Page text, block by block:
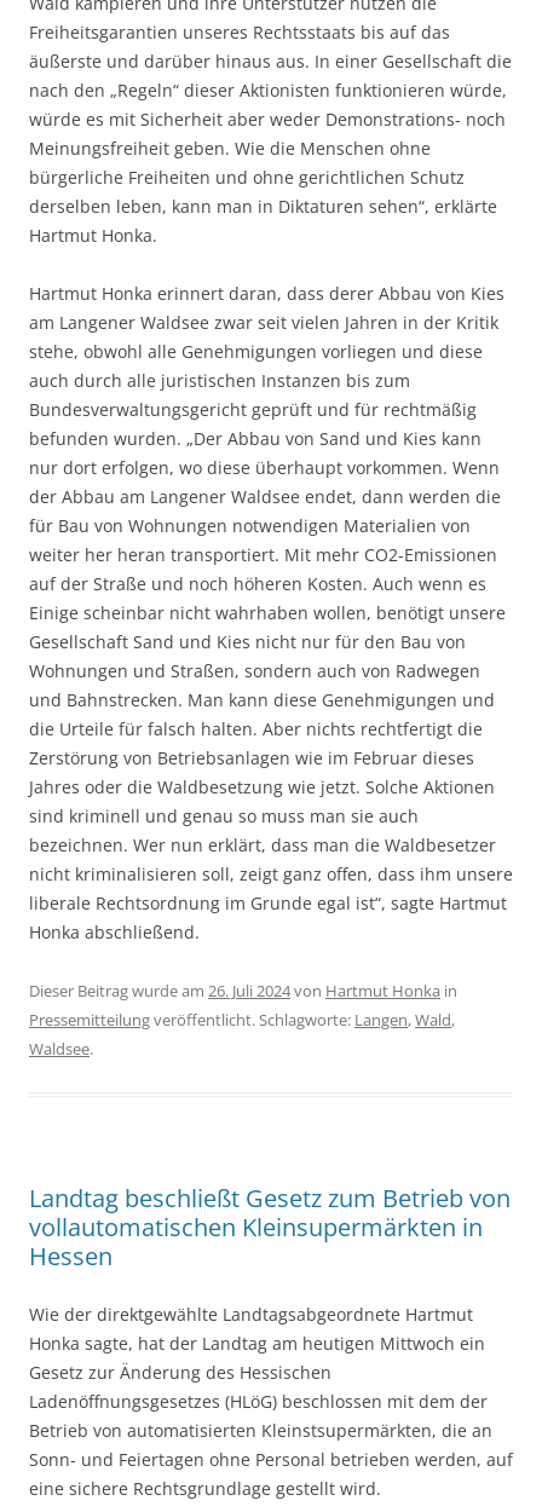
Freiheitsgarantien unseres Rechtsstaats bis auf das
äußerste und darüber hinaus aus. In einer Gesellschaft die
nach den „Regeln“ dieser Aktionisten funktionieren würde,
würde es mit Sicherheit aber weder Demonstrations- noch
Meinungsfreiheit geben. Wie die Menschen ohne
bürgerliche Freiheiten und ohne gerichtlichen Schutz
derselben leben, kann man in Diktaturen sehen“, erklärte
Hartmut Honka.
Hartmut Honka erinnert daran, dass derer Abbau von Kies
am Langener Waldsee zwar seit vielen Jahren in der Kritik
stehe, obwohl alle Genehmigungen vorliegen und diese
auch durch alle juristischen Instanzen bis zum
Bundesverwaltungsgericht geprüft und für rechtmäßig
befunden wurden. „Der Abbau von Sand und Kies kann
nur dort erfolgen, wo diese überhaupt vorkommen. Wenn
der Abbau am Langener Waldsee endet, dann werden die
für Bau von Wohnungen notwendigen Materialien von
weiter her heran transportiert. Mit mehr CO2-Emissionen
auf der Straße und noch höheren Kosten. Auch wenn es
Einige scheinbar nicht wahrhaben wollen, benötigt unsere
Gesellschaft Sand und Kies nicht nur für den Bau von
Wohnungen und Straßen, sondern auch von Radwegen
und Bahnstrecken. Man kann diese Genehmigungen und
die Urteile für falsch halten. Aber nichts rechtfertigt die
Zerstörung von Betriebsanlagen wie im Februar dieses
Jahres oder die Waldbesetzung wie jetzt. Solche Aktionen
sind kriminell und genau so muss man sie auch
bezeichnen. Wer nun erklärt, dass man die Waldbesetzer
nicht kriminalisieren soll, zeigt ganz offen, dass ihm unsere
liberale Rechtsordnung im Grunde egal ist“, sagte Hartmut
Honka abschließend.
Dieser Beitrag wurde am 26. Juli 2024von Hartmut Honka in
Pressemitteilungveröffentlicht. Schlagworte: Langen,Wald,
Waldsee.
Landtag beschließt Gesetz zum Betrieb von
vollautomatischen Kleinsupermärkten in
Hessen
Wie der direktgewählte Landtagsabgeordnete Hartmut
Honka sagte, hat der Landtag am heutigen Mittwoch ein
Gesetz zur Änderung des Hessischen
Ladenöffnungsgesetzes (HLöG) beschlossen mit dem der
Betrieb von automatisierten Kleinstsupermärkten, die an
Sonn- und Feiertagen ohne Personal betrieben werden, auf
eine sichere Rechtsgrundlage gestellt wird.